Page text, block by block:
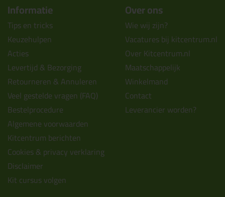
Informatie
Tips en tricks
Keuzehulpen
Acties
Levertijd & Bezorging
Retourneren & Annuleren
Veel gestelde vragen (FAQ)
Bestelprocedure
Algemene voorwaarden
Kitcentrum berichten
Cookies & privacy verklaring
Disclaimer
Kit cursus volgen
Over ons
Wie wij zijn?
Vacatures bij kitcentrum.nl
Over Kitcentrum.nl
Maatschappelijk
Winkelmand
Contact
Leverancier worden?